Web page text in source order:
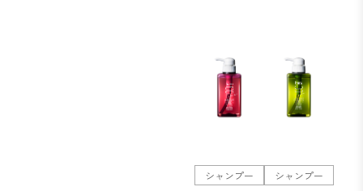
シャンプー シャンプー